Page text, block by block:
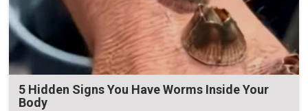
5 Hidden Signs You Have Worms Inside Your
Body